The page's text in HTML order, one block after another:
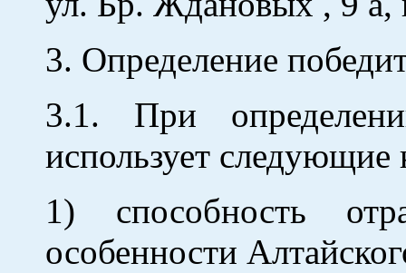
3. Определение
3.1. При
использует
1) способность
особенности